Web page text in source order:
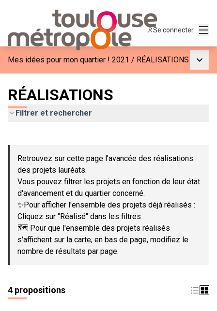
Se connecter
Mes idées pour mon quartier ! 2021 / RÉALISATIONS
RÉALISATIONS
Filtrer et rechercher
−
Retrouvez sur cette page l'avancée des réalisations
des projets lauréats.
Vous pouvez filtrer les projets en fonction de leur état
d'avancement et du quartier concerné.
✨Pour afficher l'ensemble des projets déjà réalisés :
Cliquez sur "Réalisé" dans les filtres
🗺️ Pour que l'ensemble des projets réalisés
s'affichent sur la carte, en bas de page, modifiez le
nombre de résultats par page.
4 propositions